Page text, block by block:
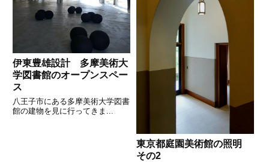
伊東豊雄設計 多摩美術大
学図書館のオープンスペー
ス
八王子市にある多摩美術大学図書
館の建物を見に行ってきま...
東京都庭園美術館の照明
その2